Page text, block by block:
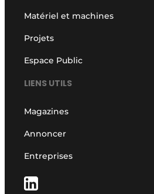
Matériel et machines
Projets
Espace Public
LIENS UTILS
Magazines
Annoncer
Entreprises